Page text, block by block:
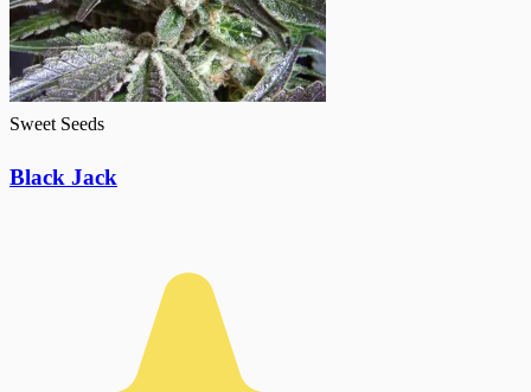
Sweet Seeds
Black Jack